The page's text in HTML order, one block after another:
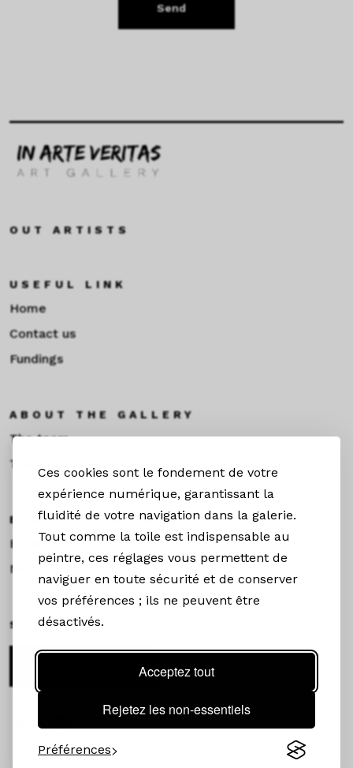
Ces cookies sont le fondement de votre
expérience numérique, garantissant la
fluidité de votre navigation dans la galerie.
Tout comme la toile est indispensable au
peintre, ces réglages vous permettent de
naviguer en toute sécurité et de conserver
vos préférences ; ils ne peuvent être
désactivés.
Acceptez tout
Rejetez les non-essentiels
Préférences
Send
OUT ARTISTS
USEFUL LINK
Home
Contact us
Fundings
ABOUT THE GALLERY
The team
Toulouse
EXHIBITIONS &NEWS
Exhibitions
News
STAY CONNECTED